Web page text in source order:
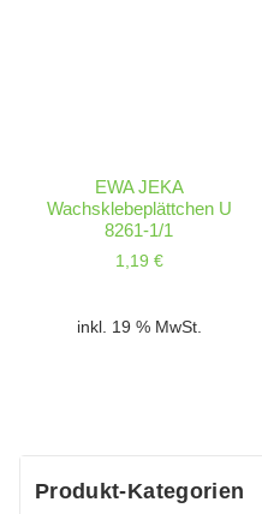
EWA JEKA
Wachsklebeplättchen U
8261-1/1
1,19 €
inkl. 19 % MwSt.
Produkt-Kategorien